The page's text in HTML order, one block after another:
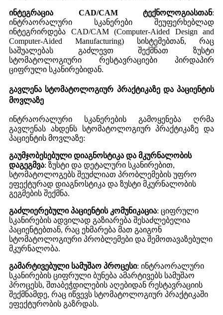
ინტეგრაცია CAD/CAM ტექნოლოგიასთან:
ინტრაორალური სკანერები შეუფერხებლად
ინტეგრირდება CAD/CAM (Computer-Aided Design and
Computer-Aided Manufacturing) სისტემებთან, რაც
საშუალებას გაძლევთ შექმნათ ზუსტი
სტომატოლოგიური რესტავრაციები პირდაპირ
ციფრული სკანირებიდან.
გავლენა სტომატოლოგიურ პრაქტიკაზე და პაციენტის
მოვლაზე
ინტრაორალური სკანერების გამოყენება ღრმა
გავლენას ახდენს სტომატოლოგიურ პრაქტიკაზე და
პაციენტის მოვლაზე:
გაუმჯობესებული დიაგნოსტიკა და მკურნალობის
დაგეგმვა: ზუსტი და დეტალური სკანირებით,
სტომატოლოგებს შეუძლიათ პრობლემების უფრო
ეფექტურად დიაგნოსტიკა და ზუსტი მკურნალობის
გეგმების შექმნა.
გაძლიერებული პაციენტის კომუნიკაცია: ციფრული
სკანირების ადვილად გაზიარება შესაძლებელია
პაციენტებთან, რაც ეხმარება მათ გაიგონ
სტომატოლოგიური პრობლემები და შემოთავაზებული
მკურნალობა.
გამარტივებული სამუშაო პროცესი: ინტრაორალური
სკანირების ციფრული ბუნება ამარტივებს სამუშაო
პროცესს, შთაბეჭდილების აღებიდან რესტავრაციის
შექმნამდე, რაც იწვევს სტომატოლოგიურ პრაქტიკაში
ეფექტურობის გაზრდას.